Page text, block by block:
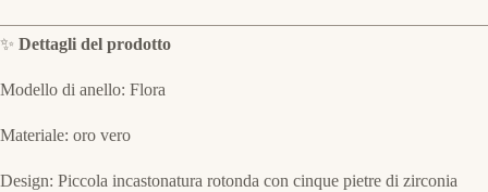
✨ Dettagli del prodotto
Modello di anello: Flora
Materiale: oro vero
Design: Piccola incastonatura rotonda con cinque pietre di zirconia